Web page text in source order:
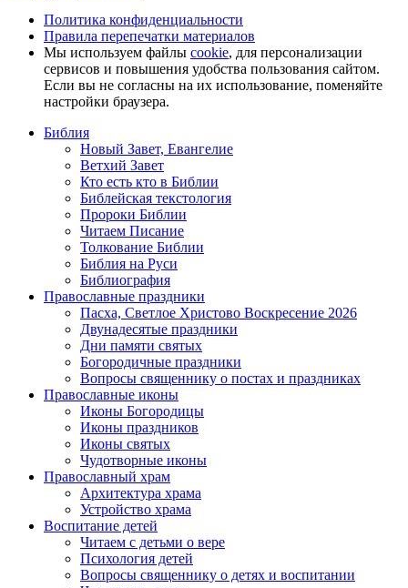
Политика конфиденциальности
Правила перепечатки материалов
Мы используем файлы cookie, для персонализации
сервисов и повышения удобства пользования сайтом.
Если вы не согласны на их использование, поменяйте
настройки браузера.
Библия
Новый Завет, Евангелие
Ветхий Завет
Кто есть кто в Библии
Библейская текстология
Пророки Библии
Читаем Писание
Толкование Библии
Библия на Руси
Библиография
Православные праздники
Пасха, Светлое Христово Воскресение 2026
Двунадесятые праздники
Дни памяти святых
Богородичные праздники
Вопросы священнику о постах и праздниках
Православные иконы
Иконы Богородицы
Иконы праздников
Иконы святых
Чудотворные иконы
Православный храм
Архитектура храма
Устройство храма
Воспитание детей
Читаем с детьми о вере
Психология детей
Вопросы священнику о детях и воспитании